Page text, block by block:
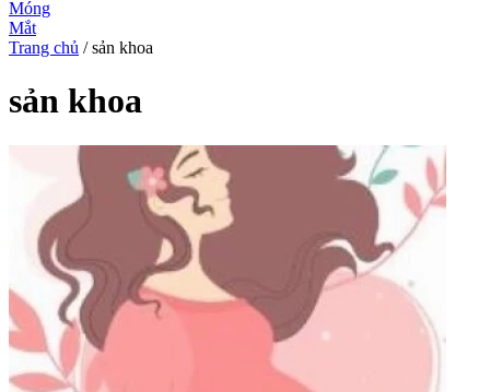
Móng
Mắt
Trang chủ / sản khoa
sản khoa